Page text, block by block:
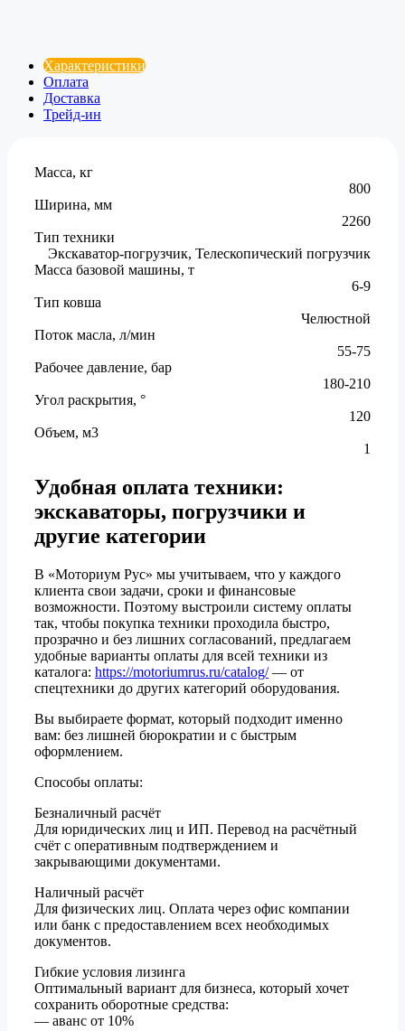
Характеристики
Оплата
Доставка
Трейд-ин
Масса, кг
800
Ширина, мм
2260
Тип техники
Экскаватор-погрузчик, Телескопический погрузчик
Масса базовой машины, т
6-9
Тип ковша
Челюстной
Поток масла, л/мин
55-75
Рабочее давление, бар
180-210
Угол раскрытия, °
120
Объем, м3
1
Удобная оплата техники:
экскаваторы, погрузчики и
другие категории
В «Моториум Рус» мы учитываем, что у каждого
клиента свои задачи, сроки и финансовые
возможности. Поэтому выстроили систему оплаты
так, чтобы покупка техники проходила быстро,
прозрачно и без лишних согласований, предлагаем
удобные варианты оплаты для всей техники из
каталога: https://motoriumrus.ru/catalog/— от
спецтехники до других категорий оборудования.
Вы выбираете формат, который подходит именно
вам: без лишней бюрократии и с быстрым
оформлением.
Способы оплаты:
Безналичный расчёт
Для юридических лиц и ИП. Перевод на расчётный
счёт с оперативным подтверждением и
закрывающими документами.
Наличный расчёт
Для физических лиц. Оплата через офис компании
или банк с предоставлением всех необходимых
документов.
Гибкие условия лизинга
Оптимальный вариант для бизнеса, который хочет
сохранить оборотные средства:
— аванс от 10%